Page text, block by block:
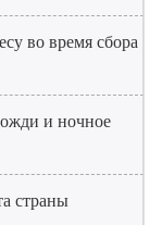
во время сбора
и ночное
страны